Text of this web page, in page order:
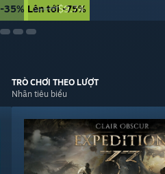
Lên tới -75%
-35% $14.99$9.74
TRÒ CHƠI THEO LƯỢT
Nhãn tiêu biểu